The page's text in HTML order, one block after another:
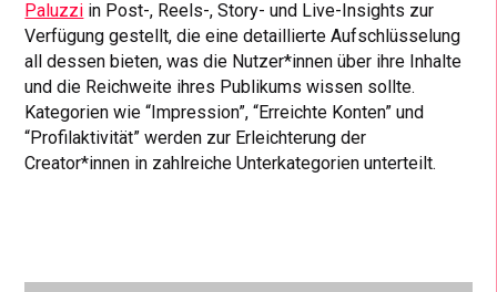
Paluzzi in Post-, Reels-, Story- und Live-Insights zur
Verfügung gestellt, die eine detaillierte Aufschlüsselung
all dessen bieten, was die Nutzer*innen über ihre Inhalte
und die Reichweite ihres Publikums wissen sollte.
Kategorien wie “Impression”, “Erreichte Konten” und
“Profilaktivität” werden zur Erleichterung der
Creator*innen in zahlreiche Unterkategorien unterteilt.